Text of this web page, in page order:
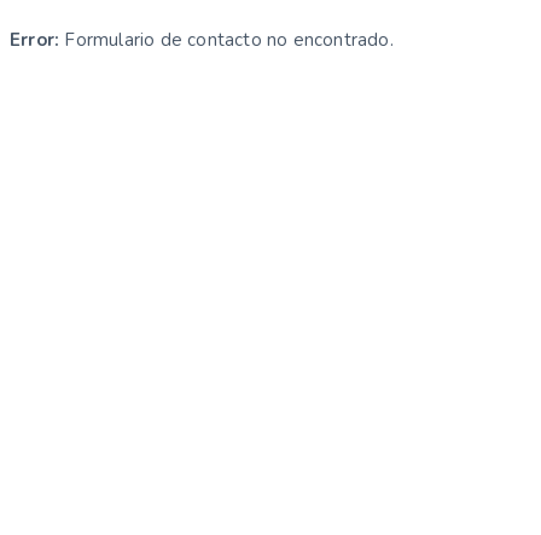
Error: Formulario de contacto no encontrado.